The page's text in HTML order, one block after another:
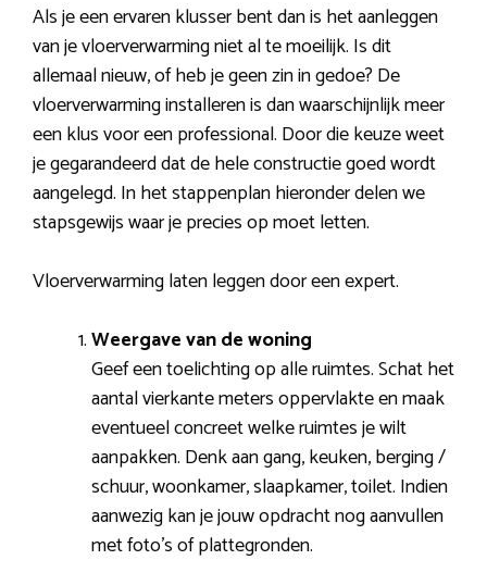
Als je een ervaren klusser bent dan is het aanleggen
van je vloerverwarming niet al te moeilijk. Is dit
allemaal nieuw, of heb je geen zin in gedoe? De
vloerverwarming installeren is dan waarschijnlijk meer
een klus voor een professional. Door die keuze weet
je gegarandeerd dat de hele constructie goed wordt
aangelegd. In het stappenplan hieronder delen we
stapsgewijs waar je precies op moet letten.
Vloerverwarming laten leggen door een expert.
Weergave van de woning
Geef een toelichting op alle ruimtes. Schat het
aantal vierkante meters oppervlakte en maak
eventueel concreet welke ruimtes je wilt
aanpakken. Denk aan gang, keuken, berging /
schuur, woonkamer, slaapkamer, toilet. Indien
aanwezig kan je jouw opdracht nog aanvullen
met foto’s of plattegronden.